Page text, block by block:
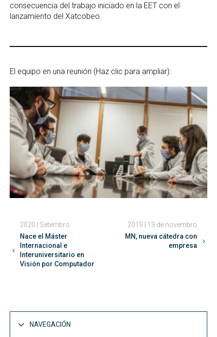
consecuencia del trabajo iniciado en la EET con el
lanzamiento del Xatcobeo.
El equipo en una reunión (Haz clic para ampliar):
2020 | Setembro
Nace el Máster
Internacional e
Interuniversitario en
Visión por Computador
2019 | 13 de novembro
MN, nueva cátedra con
empresa
NAVEGACIÓN